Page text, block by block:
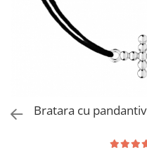
Coliere Transparente cu
Coliere Transparente cu Stea
Coliere Transparente cu Soare
Coliere Transparente cu
Coliere Transparente cu Zodii
Coliere Transparente cu
Coliere Transparente cu Flori
Brățări din Argint cu pietre
semiprețioase
Brățări elastice cu pietre
Bratara cu